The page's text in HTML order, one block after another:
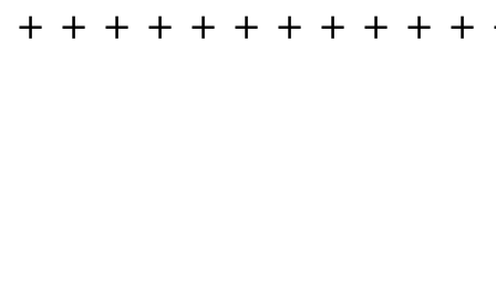
＋＋＋＋＋＋＋＋＋＋＋